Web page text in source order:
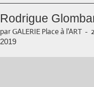
Rodrigue
par GALERIE Place à l'ART -
2019